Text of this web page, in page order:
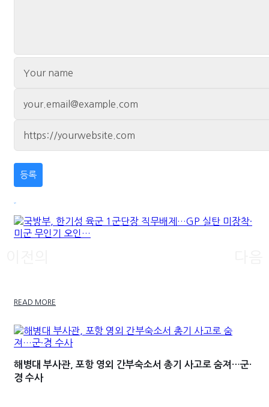
READ MORE
해병대 부사관, 포항 영외 간부숙소서 총기 사고로 숨져…군·
경 수사